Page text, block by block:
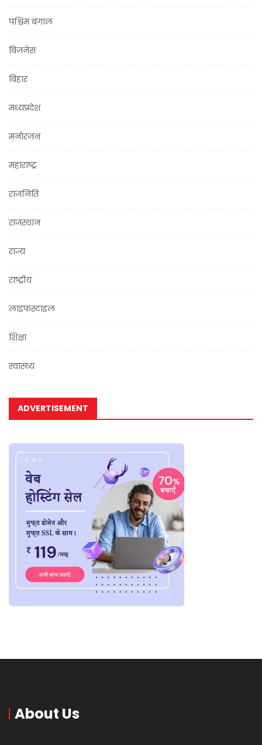
पश्चिम बंगाल
बिज़नेस
बिहार
मध्यप्रदेश
मनोरंजन
महाराष्ट्र
राजनिति
राजस्थान
राज्य
राष्ट्रीय
लाइफस्टाइल
शिक्षा
स्वास्थ्य
ADVERTISEMENT
About Us